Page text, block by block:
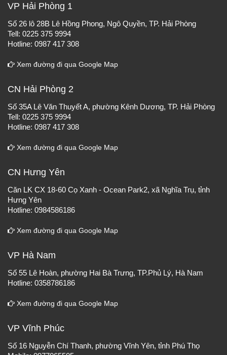
VP Hải Phòng 1
Số 26 lô 28B Lê Hồng Phong, Ngô Quyền, TP. Hải Phòng
Tell: 0225 375 9994
Hotline: 0987 417 308
Xem đường đi qua Google Map
CN Hải Phòng 2
Số 35A Lê Văn Thuyết A, phường Kênh Dương, TP. Hải Phòng
Tell: 0225 375 9994
Hotline: 0987 417 308
Xem đường đi qua Google Map
CN Hưng Yên
Căn LK CX 18-60 Cọ Xanh - Ocean Park2, xã Nghĩa Trụ, tỉnh
Hưng Yên
Hotline: 0984586186
Xem đường đi qua Google Map
VP Hà Nam
Số 55 Lê Hoàn, phường Hai Bà Trưng, TP.Phủ Lý, Hà Nam
Hotline: 0358786186
Xem đường đi qua Google Map
VP Vĩnh Phúc
Số 16 Nguyễn Chí Thanh, phường Vĩnh Yên, tỉnh Phú Thọ